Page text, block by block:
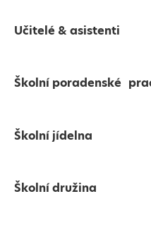
Učitelé & asistenti
Školní poradenské
Školní jídelna
Školní družina